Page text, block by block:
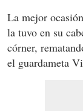
La mejor
la tuvo en su
córner,
el guardameta